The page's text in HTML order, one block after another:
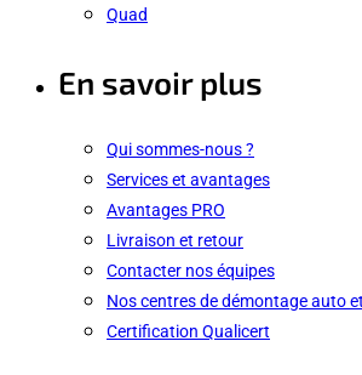
Quad
En savoir plus
Qui sommes-nous ?
Services et avantages
Avantages PRO
Livraison et retour
Contacter nos équipes
Nos centres de démontage auto
Certification Qualicert